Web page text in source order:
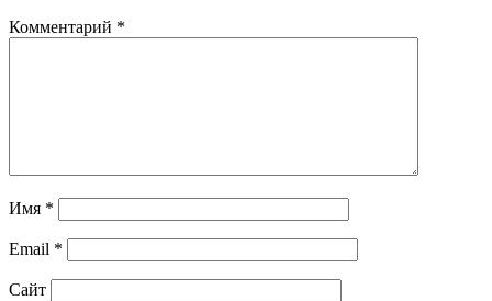
Комментарий *
Имя *
Email *
Сайт